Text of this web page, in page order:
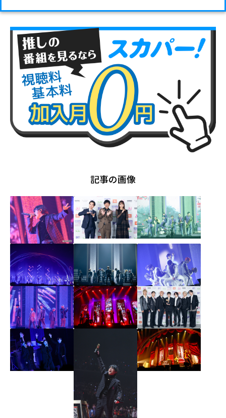
記事の画像